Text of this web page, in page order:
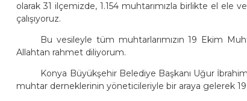
olarak 31 ilçemizde, 1.154 muhtarımızla birlikte el ele
çalışıyoruz.
Bu vesileyle tüm muhtarlarımızın 19 Ekim
Allahtan rahmet diliyorum.
Konya Büyükşehir Belediye Başkanı Uğur
muhtar derneklerinin yöneticileriyle bir araya gelerek